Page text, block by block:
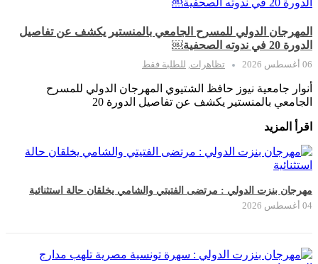
المهرجان الدولي للمسرح الجامعي بالمنستير يكشف عن تفاصيل
الدورة 20 في ندوته الصحفية￼
06 أغسطس 2026 تظاهرات للطلبة فقط
أنوار جامعية نيوز حافظ الشتيوي المهرجان الدولي للمسرح
الجامعي بالمنستير يكشف عن تفاصيل الدورة 20
اقرأ المزيد
مهرجان بنزت الدولي : مرتضى الفتيتي والشامي يخلقان حالة استثنائية
04 أغسطس 2026